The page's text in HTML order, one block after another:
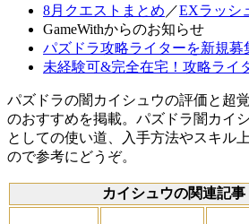
8月クエストまとめ ／EXラッシ
GameWithからのお知らせ
パズドラ攻略ライターを新規募
未経験可&完全在宅！攻略ライ
パズドラの闇カイシュウの評価と超
のおすすめを掲載。パズドラ闇カイ
としての使い道、入手方法やスキル
ので参考にどうぞ。
カイシュウの関連記事